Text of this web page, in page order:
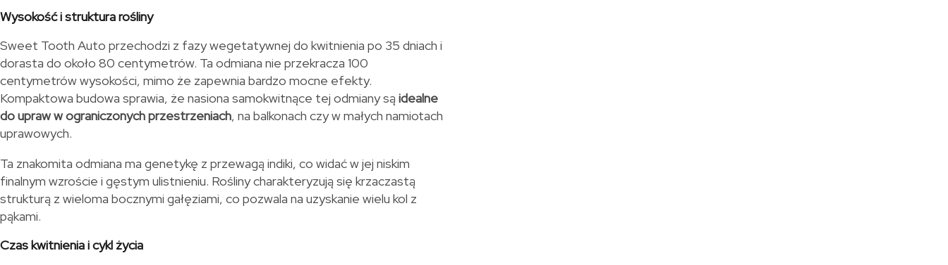
Wysokość i struktura rośliny
Sweet Tooth Auto przechodzi z fazy wegetatywnej do kwitnienia po 35 dniach i
dorasta do około 80 centymetrów. Ta odmiana nie przekracza 100
centymetrów wysokości, mimo że zapewnia bardzo mocne efekty.
Kompaktowa budowa sprawia, że nasiona samokwitnące tej odmiany są idealne
do upraw w ograniczonych przestrzeniach, na balkonach czy w małych namiotach
uprawowych.
Ta znakomita odmiana ma genetykę z przewagą indiki, co widać w jej niskim
finalnym wzroście i gęstym ulistnieniu. Rośliny charakteryzują się krzaczastą
strukturą z wieloma bocznymi gałęziami, co pozwala na uzyskanie wielu kol z
pąkami.
Czas kwitnienia i cykl życia